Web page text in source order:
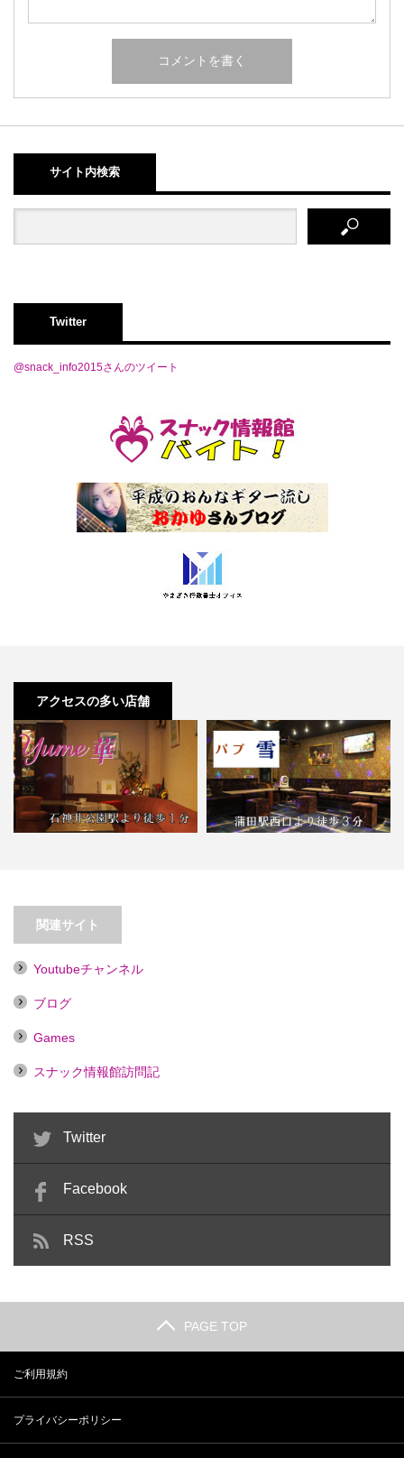
サイト内検索
Twitter
@snack_info2015さんのツイート
アクセスの多い店舗
【石神井公園】パブスナック
yume華
関連サイト
Youtubeチャンネル
ブログ
Games
スナック情報館訪問記
Twitter
Facebook
RSS
PAGE TOP
ご利用規約
プライバシーポリシー